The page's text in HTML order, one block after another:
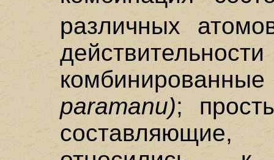
различных
paramanu);